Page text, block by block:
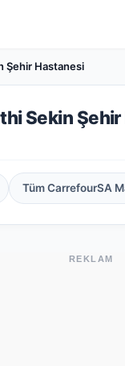
Şehir Hastanesi
Sekin
Tüm CarrefourSA
REKLAM